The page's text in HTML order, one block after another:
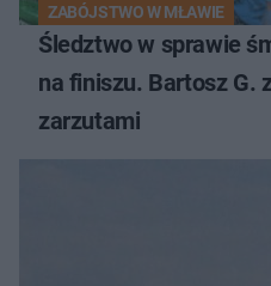
ZABÓJSTWO W MŁAWIE
Śledztwo w sprawie
na finiszu. Bartosz G.
zarzutami